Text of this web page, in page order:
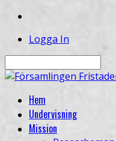
Logga In
Hem
Undervisning
Mission